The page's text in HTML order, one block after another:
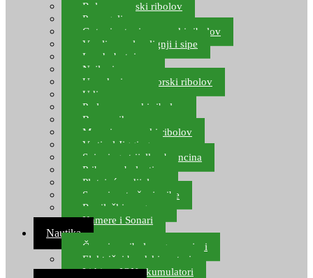
Role za morski ribolov
Parangali
Gotovi setovi za morski ribolov
Varalice za lov lignji i sipe
Lov hobotnice
Najloni za more
Upredenice za morski ribolov
Udice za more
Perle za morski ribolov
Brum prihrana za more
Mamci za morski ribolov
Vertical Jigging
Spinning strijelke, brancina
Pribor za bolentino
Plutajuća odijela
Sonari za traženje ribe
Ronilački program
Kamere i Sonari
Nautika
Čamci za ribolov, gumenjaci
Električni brodski motori
Lithium ION akumulatori